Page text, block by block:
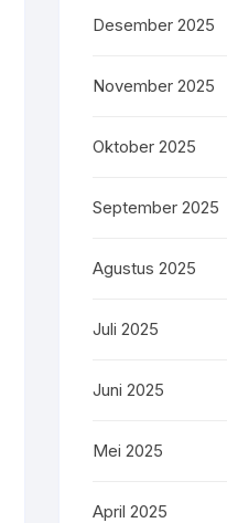
Desember 2025
November 2025
Oktober 2025
September 2025
Agustus 2025
Juli 2025
Juni 2025
Mei 2025
April 2025